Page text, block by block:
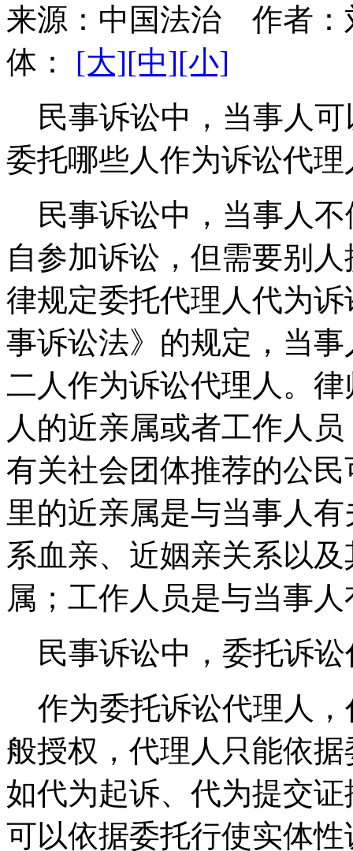
来源： 中国法治 作者：
体： [大][中][小]
民事诉讼中，当事人可
委托哪些人作为诉讼代理
民事诉讼中，当事人不
自参加诉讼，但需要别
律规定委托代理人代为
事诉讼法》的规定，当
二人作为诉讼代理人。
人的近亲属或者工作人
有关社会团体推荐的公
里的近亲属是与当事人
系血亲、近姻亲关系以
属；工作人员是与当事
民事诉讼中，委托诉讼
作为委托诉讼代理人，
般授权，代理人只能依
如代为起诉、代为提交
可以依据委托行使实体